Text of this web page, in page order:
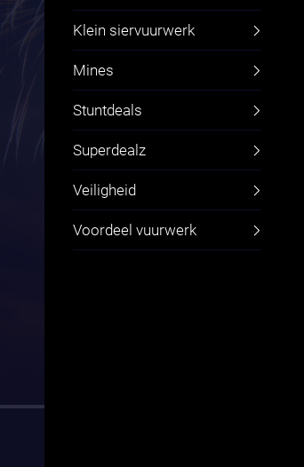
Klein siervuurwerk
Mines
Stuntdeals
Superdealz
Veiligheid
Voordeel vuurwerk